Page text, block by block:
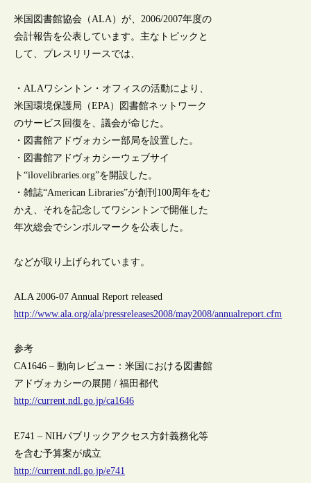
米国図書館協会（ALA）が、2006/2007年度の
会計報告を公表しています。主なトピックと
して、プレスリリースでは、
・ALAワシントン・オフィスの活動により、
米国環境保護局（EPA）図書館ネットワーク
のサービス回復を、議会が命じた。
・図書館アドヴォカシー部局を設置した。
・図書館アドヴォカシーウェブサイ
ト“ilovelibraries.org”を開設した。
・雑誌“American Libraries”が創刊100周年をむ
かえ、それを記念してワシントンで開催した
年次総会でシンボルマークを公表した。
などが取り上げられています。
ALA 2006-07 Annual Report released
http://www.ala.org/ala/pressreleases2008/may2008/annualreport.cfm
参考
CA1646 – 動向レビュー：米国における図書館
アドヴォカシーの展開 / 福田都代
http://current.ndl.go.jp/ca1646
E741 – NIHパブリックアクセス方針義務化等
を含む予算案が成立
http://current.ndl.go.jp/e741